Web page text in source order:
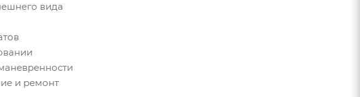
вида
и ремонт